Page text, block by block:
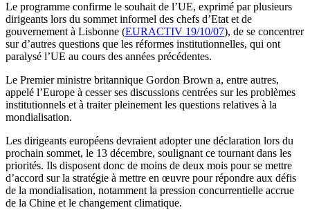
Le programme confirme le souhait de l’UE, exprimé par plusieurs
dirigeants lors du sommet informel des chefs d’Etat et de
gouvernement à Lisbonne (EURACTIV 19/10/07), de se concentrer
sur d’autres questions que les réformes institutionnelles, qui ont
paralysé l’UE au cours des années précédentes.
Le Premier ministre britannique Gordon Brown a, entre autres,
appelé l’Europe à cesser ses discussions centrées sur les problèmes
institutionnels et à traiter pleinement les questions relatives à la
mondialisation.
Les dirigeants européens devraient adopter une déclaration lors du
prochain sommet, le 13 décembre, soulignant ce tournant dans les
priorités. Ils disposent donc de moins de deux mois pour se mettre
d’accord sur la stratégie à mettre en œuvre pour répondre aux défis
de la mondialisation, notamment la pression concurrentielle accrue
de la Chine et le changement climatique.